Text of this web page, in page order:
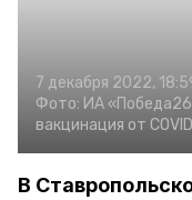
7 декабря 2022,
Фото: ИА
вакцинация от
В